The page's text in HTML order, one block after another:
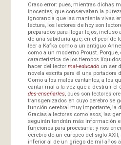
Craso error: pues, mientras dichas
inocentes, que conservaban la
ignorancia que las mantenía vivas
lectura, los lectores de hoy son
preparados para llegar lejos, incluso
de una sabiduría que, en el peor de
leer a Kafka como a un antiguo
como a un moderno Proust.
característica de los tiempos
hacer del lector mal-educado un ser
novela escrita para él una portadora
Como a los malos cantantes, a los
cantar mal a la vez que a destruir el
des-enseñarles, pues son lectores
transgenizados en cuyo cerebro se
función cerebral muy importante, la
Gracias a lectores como esos, las
seguirán tendrán más información
funciones para procesarla: y nos
cerebro de un europeo del siglo
inferior al de un griego de mil años